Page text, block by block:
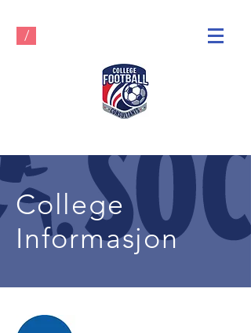
/
College
Informasjon